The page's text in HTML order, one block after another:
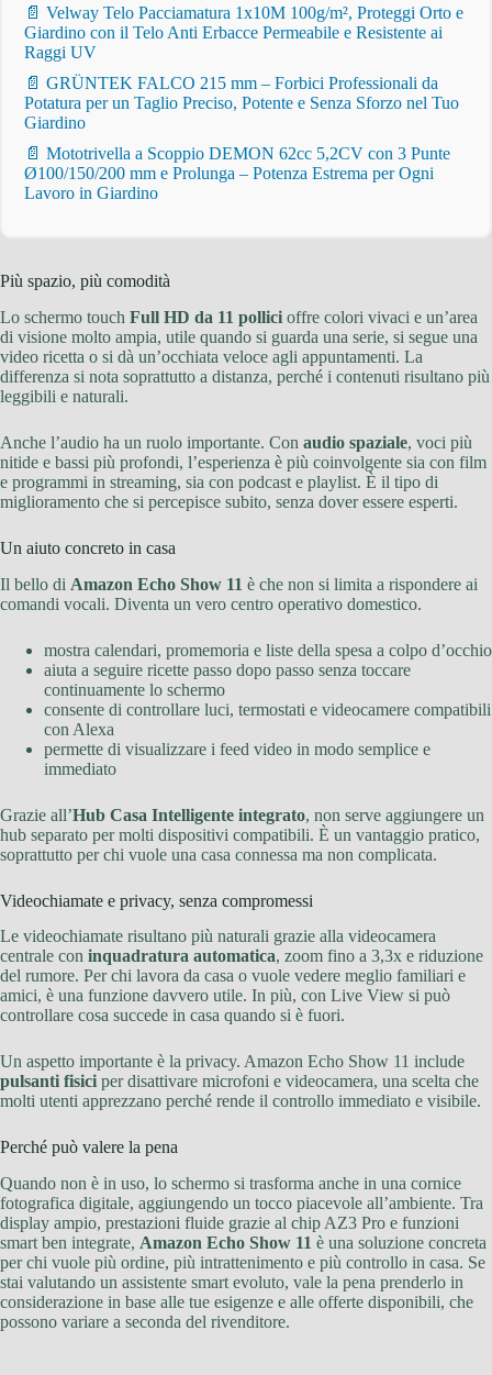
📄 Velway Telo Pacciamatura 1x10M 100g/m², Proteggi Orto e
Giardino con il Telo Anti Erbacce Permeabile e Resistente ai
Raggi UV
📄 GRÜNTEK FALCO 215 mm – Forbici Professionali da
Potatura per un Taglio Preciso, Potente e Senza Sforzo nel Tuo
Giardino
📄 Mototrivella a Scoppio DEMON 62cc 5,2CV con 3 Punte
Ø100/150/200 mm e Prolunga – Potenza Estrema per Ogni
Lavoro in Giardino
Più spazio, più comodità
Lo schermo touch Full HD da 11 pollici offre colori vivaci e un’area
di visione molto ampia, utile quando si guarda una serie, si segue una
video ricetta o si dà un’occhiata veloce agli appuntamenti. La
differenza si nota soprattutto a distanza, perché i contenuti risultano più
leggibili e naturali.
Anche l’audio ha un ruolo importante. Con audio spaziale, voci più
nitide e bassi più profondi, l’esperienza è più coinvolgente sia con film
e programmi in streaming, sia con podcast e playlist. È il tipo di
miglioramento che si percepisce subito, senza dover essere esperti.
Un aiuto concreto in casa
Il bello di Amazon Echo Show 11 è che non si limita a rispondere ai
comandi vocali. Diventa un vero centro operativo domestico.
mostra calendari, promemoria e liste della spesa a colpo d’occhio
aiuta a seguire ricette passo dopo passo senza toccare
continuamente lo schermo
consente di controllare luci, termostati e videocamere compatibili
con Alexa
permette di visualizzare i feed video in modo semplice e
immediato
Grazie all’Hub Casa Intelligente integrato, non serve aggiungere un
hub separato per molti dispositivi compatibili. È un vantaggio pratico,
soprattutto per chi vuole una casa connessa ma non complicata.
Videochiamate e privacy, senza compromessi
Le videochiamate risultano più naturali grazie alla videocamera
centrale con inquadratura automatica, zoom fino a 3,3x e riduzione
del rumore. Per chi lavora da casa o vuole vedere meglio familiari e
amici, è una funzione davvero utile. In più, con Live View si può
controllare cosa succede in casa quando si è fuori.
Un aspetto importante è la privacy. Amazon Echo Show 11 include
pulsanti fisici per disattivare microfoni e videocamera, una scelta che
molti utenti apprezzano perché rende il controllo immediato e visibile.
Perché può valere la pena
Quando non è in uso, lo schermo si trasforma anche in una cornice
fotografica digitale, aggiungendo un tocco piacevole all’ambiente. Tra
display ampio, prestazioni fluide grazie al chip AZ3 Pro e funzioni
smart ben integrate, Amazon Echo Show 11 è una soluzione concreta
per chi vuole più ordine, più intrattenimento e più controllo in casa. Se
stai valutando un assistente smart evoluto, vale la pena prenderlo in
considerazione in base alle tue esigenze e alle offerte disponibili, che
possono variare a seconda del rivenditore.